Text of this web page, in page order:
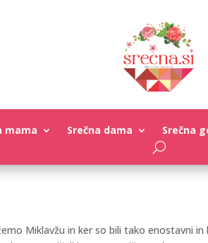
mama Srečna dama Srečna
Miklavžu in ker so bili tako enostavni